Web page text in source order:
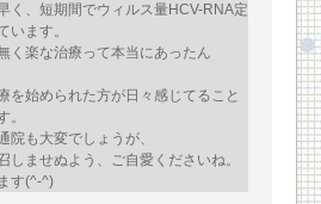
く、短期間でウィルス量HCV-RNA定
います。
く楽な治療って本当にあったん
を始められた方が日々感じてること
。
院も大変でしょうが、
しませぬよう、ご自愛くださいね。
す(^-^)